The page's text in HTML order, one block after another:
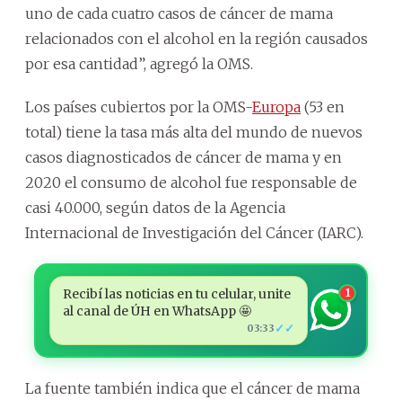
uno de cada cuatro casos de cáncer de mama
relacionados con el alcohol en la región causados
por esa cantidad”, agregó la OMS.
Los países cubiertos por la OMS-Europa (53 en
total) tiene la tasa más alta del mundo de nuevos
casos diagnosticados de cáncer de mama y en
2020 el consumo de alcohol fue responsable de
casi 40.000, según datos de la Agencia
Internacional de Investigación del Cáncer (IARC).
Recibí las noticias en tu celular, unite
al canal de ÚH en WhatsApp 🤩
03:33 ✓✓
1
La fuente también indica que el cáncer de mama